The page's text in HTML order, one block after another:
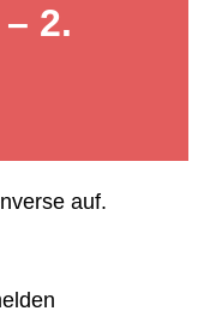
2.
auf.